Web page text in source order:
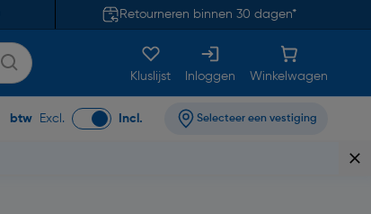
Retourneren binnen 30 dagen*
Kluslijst Inloggen Winkelwagen
btw Excl. Incl. Selecteer een vestiging